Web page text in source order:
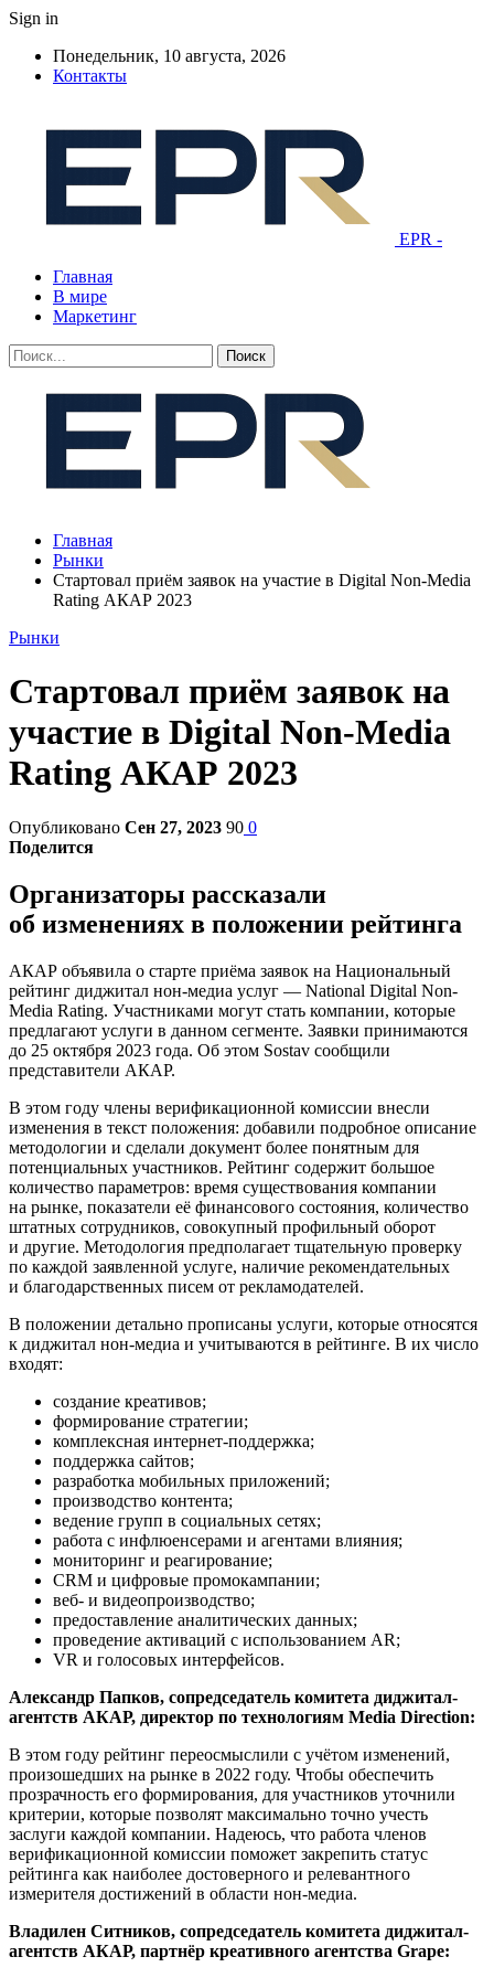
Sign in
Понедельник, 10 августа, 2026
Контакты
EPR -
Главная
В мире
Маркетинг
Главная
Рынки
Стартовал приём заявок на участие в Digital Non-Media
Rating АКАР 2023
Рынки
Стартовал приём заявок на
участие в Digital Non-Media
Rating АКАР 2023
Опубликовано Сен 27, 2023 90 0
Поделится
Организаторы рассказали
об изменениях в положении рейтинга
АКАР объявила о старте приёма заявок на Национальный
рейтинг диджитал нон-медиа услуг — National Digital Non-
Media Rating. Участниками могут стать компании, которые
предлагают услуги в данном сегменте. Заявки принимаются
до 25 октября 2023 года. Об этом Sostav сообщили
представители АКАР.
В этом году члены верификационной комиссии внесли
изменения в текст положения: добавили подробное описание
методологии и сделали документ более понятным для
потенциальных участников. Рейтинг содержит большое
количество параметров: время существования компании
на рынке, показатели её финансового состояния, количество
штатных сотрудников, совокупный профильный оборот
и другие. Методология предполагает тщательную проверку
по каждой заявленной услуге, наличие рекомендательных
и благодарственных писем от рекламодателей.
В положении детально прописаны услуги, которые относятся
к диджитал нон-медиа и учитываются в рейтинге. В их число
входят:
создание креативов;
формирование стратегии;
комплексная интернет-поддержка;
поддержка сайтов;
разработка мобильных приложений;
производство контента;
ведение групп в социальных сетях;
работа с инфлюенсерами и агентами влияния;
мониторинг и реагирование;
CRM и цифровые промокампании;
веб- и видеопроизводство;
предоставление аналитических данных;
проведение активаций с использованием AR;
VR и голосовых интерфейсов.
Александр Папков, сопредседатель комитета диджитал-
агентств АКАР, директор по технологиям Media Direction:
В этом году рейтинг переосмыслили с учётом изменений,
произошедших на рынке в 2022 году. Чтобы обеспечить
прозрачность его формирования, для участников уточнили
критерии, которые позволят максимально точно учесть
заслуги каждой компании. Надеюсь, что работа членов
верификационной комиссии поможет закрепить статус
рейтинга как наиболее достоверного и релевантного
измерителя достижений в области нон-медиа.
Владилен Ситников, сопредседатель комитета диджитал-
агентств АКАР, партнёр креативного агентства Grape: